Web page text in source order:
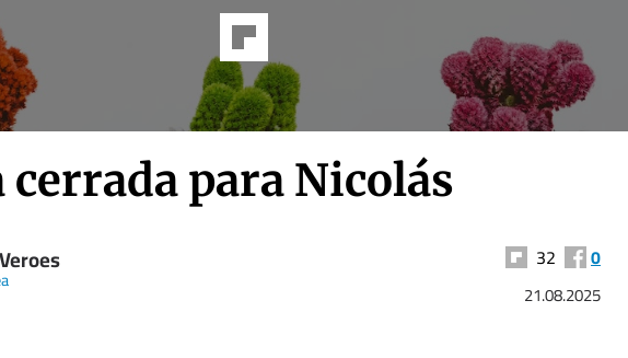
cerrada para Nicolás
32 0
21.08.2025